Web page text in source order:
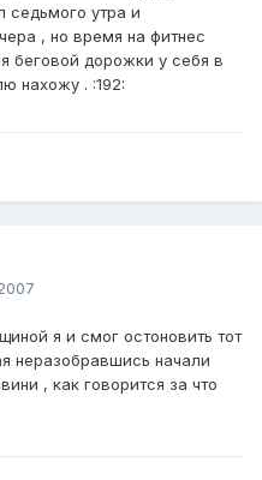
седьмого утра и
, но время на фитнес
беговой дорожки у себя в
нахожу . :192:
я и смог остоновить тот
неразобравшись начали
, как говорится за что